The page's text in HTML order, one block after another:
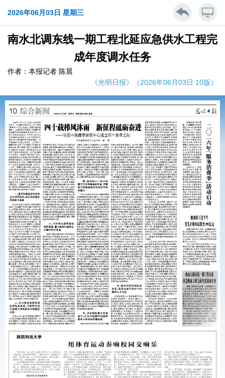
2026年06月03日 星期三
南水北调东线一期工程北延应急供水工程完
成年度调水任务
作者：本报记者 陈晨
《光明日报》（2026年06月03日 10版）